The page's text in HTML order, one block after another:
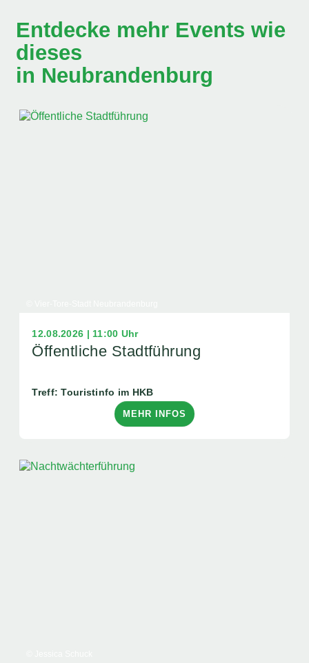
Entdecke mehr Events wie
dieses
in Neubrandenburg
12.08.2026 | 11:00 Uhr
Öffentliche Stadtführung
Treff: Touristinfo im HKB
MEHR INFOS